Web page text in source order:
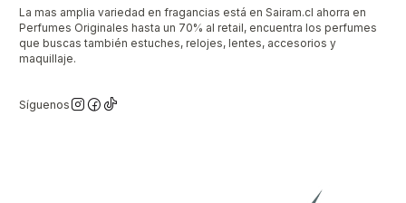
La mas amplia variedad en fragancias está en Sairam.cl ahorra en
Perfumes Originales hasta un 70% al retail, encuentra los perfumes
que buscas también estuches, relojes, lentes, accesorios y
maquillaje.
Síguenos